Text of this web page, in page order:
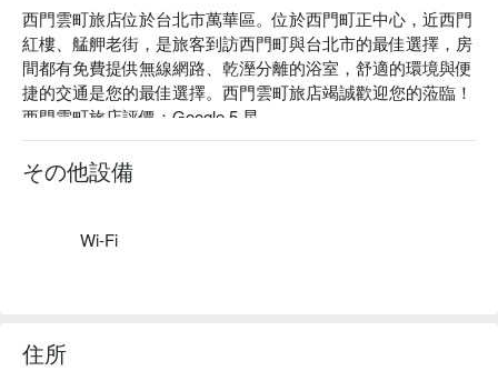
西門雲町旅店位於台北市萬華區。位於西門町正中心，近西門
紅樓、艋舺老街，是旅客到訪西門町與台北市的最佳選擇，房
間都有免費提供無線網路、乾溼分離的浴室，舒適的環境與便
捷的交通是您的最佳選擇。西門雲町旅店竭誠歡迎您的蒞臨！
西門雲町旅店評價：Google 5 星。
西門雲町旅店評價：網友好評推薦。
西門雲町旅店推薦：入住西門雲町旅店，讓你輕鬆探索熱門景
點和餐飲選。座落在台北市萬華區，近西門町、二二八和平紀
西門雲町旅店優惠、西門雲町旅店住宿方案、西門雲町旅店休
その他設備
Wi-Fi
住所